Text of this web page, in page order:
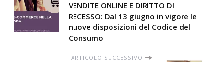
VENDITE ONLINE E DIRITTO DI
RECESSO: Dal 13 giugno in vigore le
nuove disposizioni del Codice del
Consumo
ARTICOLO SUCCESSIVO